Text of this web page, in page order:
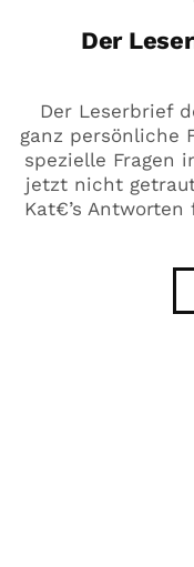
Der
Der Leserbrief
ganz persönliche
spezielle Fragen
jetzt nicht
Kat€’s